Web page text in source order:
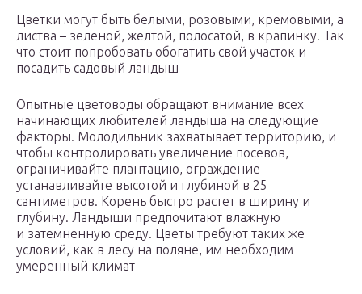
Цветки могут быть белыми, розовыми, кремовыми, а
листва – зеленой, желтой, полосатой, в крапинку. Так
что стоит попробовать обогатить свой участок и
посадить садовый ландыш
Опытные цветоводы обращают внимание всех
начинающих любителей ландыша на следующие
факторы. Молодильник захватывает территорию, и
чтобы контролировать увеличение посевов,
ограничивайте плантацию, ограждение
устанавливайте высотой и глубиной в 25
сантиметров. Корень быстро растет в ширину и
глубину. Ландыши предпочитают влажную
и затемненную среду. Цветы требуют таких же
условий, как в лесу на поляне, им необходим
умеренный климат